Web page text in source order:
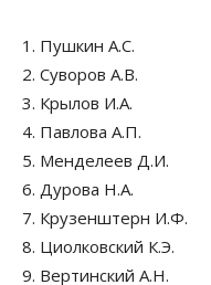
1. Пушкин А.С.
2. Суворов А.В.
3. Крылов И.А.
4. Павлова А.П.
5. Менделеев Д.И.
6. Дурова Н.А.
7. Крузенштерн И.Ф.
8. Циолковский К.Э.
9. Вертинский А.Н.